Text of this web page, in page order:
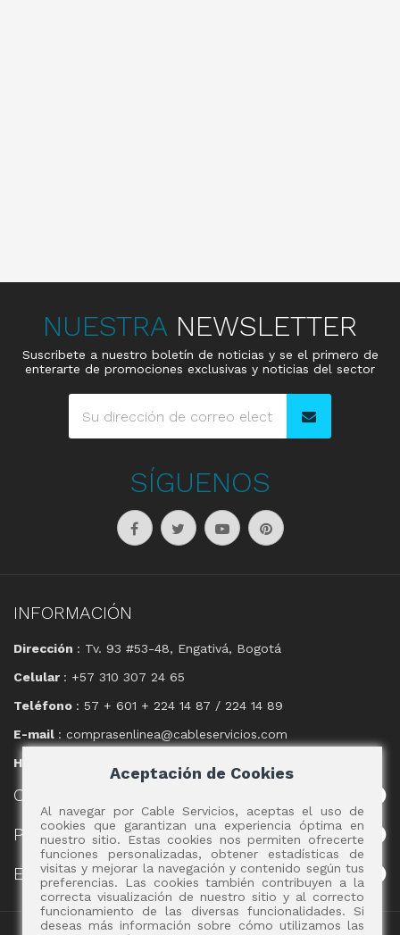
NUESTRA NEWSLETTER
Suscribete a nuestro boletín de noticias y se el primero de
enterarte de promociones exclusivas y noticias del sector
SÍGUENOS
INFORMACIÓN
Dirección : Tv. 93 #53-48, Engativá, Bogotá
Celular : +57 310 307 24 65
Teléfono : 57 + 601 + 224 14 87 / 224 14 89
E-mail : comprasenlinea@cableservicios.com
Horario
CABLE
POLÍTICAS
EVENTOS
Aceptación de Cookies
Al navegar por Cable Servicios, aceptas el uso de
cookies que garantizan una experiencia óptima en
nuestro sitio. Estas cookies nos permiten ofrecerte
funciones personalizadas, obtener estadísticas de
visitas y mejorar la navegación y contenido según tus
preferencias. Las cookies también contribuyen a la
correcta visualización de nuestro sitio y al correcto
funcionamiento de las diversas funcionalidades. Si
deseas más información sobre cómo utilizamos las